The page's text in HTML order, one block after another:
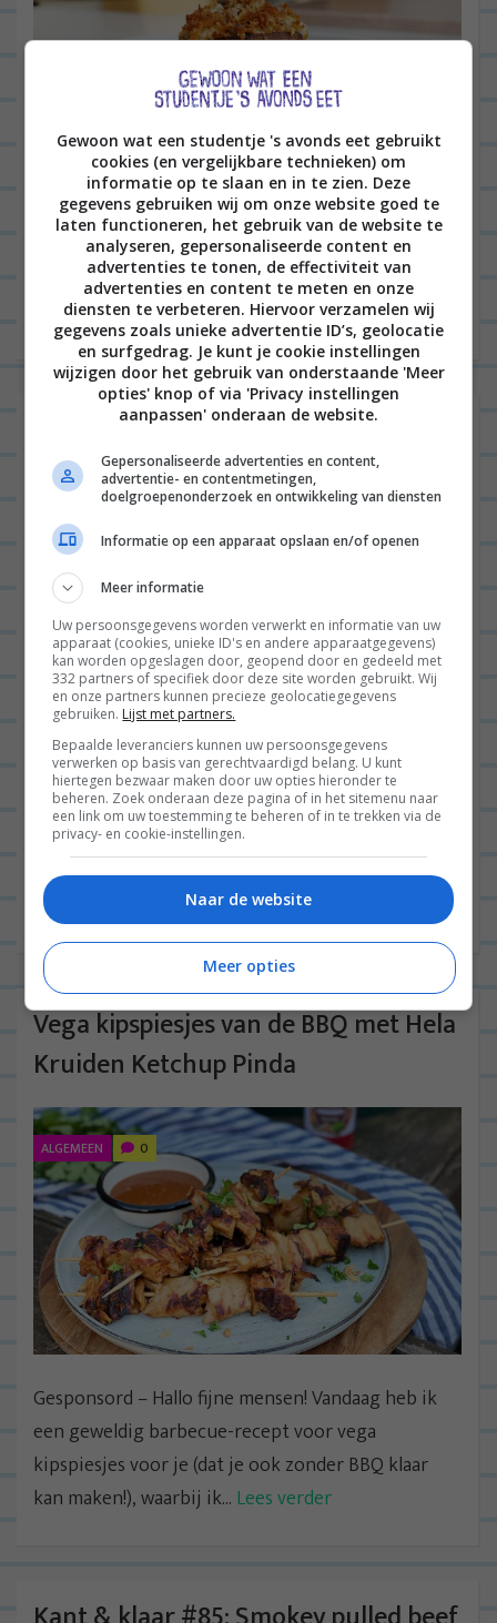
Samenwerking – Hallo leuke mensen en welkom bij
dit 3-gangen menu waarbij ik drie recepten heb
klaargemaakt door middel van de Crisp functie van
mijn combimagnetron...Lees verder
Denver steak van de BBQ met
aardappeltjes en groente
KERST
Goedemorgen fijne mensen! Dit weekend hebben
Jan en ik de barbecue weer eens aangestoken om
een nieuw stuk vlees klaar te maken. We bereidden
een Denver...
Lees verder
Vega kipspiesjes van de BBQ met Hela
Kruiden Ketchup Pinda
ALGEMEEN 0
Gesponsord – Hallo fijne mensen! Vandaag heb ik
een geweldig barbecue-recept voor vega
kipspiesjes voor je (dat je ook zonder BBQ klaar
kan maken!), waarbij ik... Lees verder
Gewoon wat een studentje 's avonds eet gebruikt
cookies (en vergelijkbare technieken) om
informatie op te slaan en in te zien. Deze
gegevens gebruiken wij om onze website goed te
laten functioneren, het gebruik van de website te
analyseren, gepersonaliseerde content en
advertenties te tonen, de effectiviteit van
advertenties en content te meten en onze
diensten te verbeteren. Hiervoor verzamelen wij
gegevens zoals unieke advertentie ID’s, geolocatie
en surfgedrag. Je kunt je cookie instellingen
wijzigen door het gebruik van onderstaande 'Meer
opties' knop of via 'Privacy instellingen
aanpassen' onderaan de website.
Gepersonaliseerde advertenties en content,
advertentie- en contentmetingen,
doelgroepenonderzoek en ontwikkeling van diensten
Informatie op een apparaat opslaan en/of openen
Meer informatie
Uw persoonsgegevens worden verwerkt en informatie van uw
apparaat (cookies, unieke ID's en andere apparaatgegevens)
kan worden opgeslagen door, geopend door en gedeeld met
332 partners of specifiek door deze site worden gebruikt. Wij
en onze partners kunnen precieze geolocatiegegevens
gebruiken. Lijst met partners.
Bepaalde leveranciers kunnen uw persoonsgegevens
verwerken op basis van gerechtvaardigd belang. U kunt
hiertegen bezwaar maken door uw opties hieronder te
beheren. Zoek onderaan deze pagina of in het sitemenu naar
een link om uw toestemming te beheren of in te trekken via de
privacy- en cookie-instellingen.
Naar de website
Meer opties